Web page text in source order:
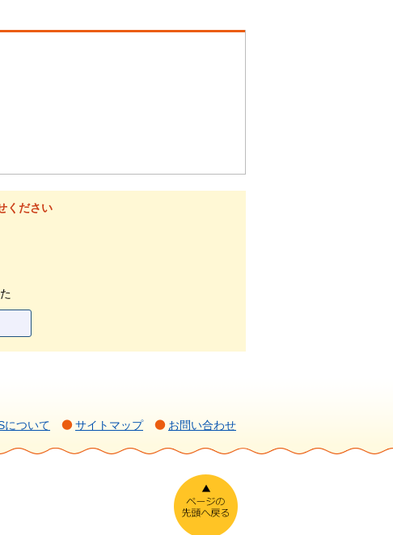
ください
について サイトマップ お問い合わせ